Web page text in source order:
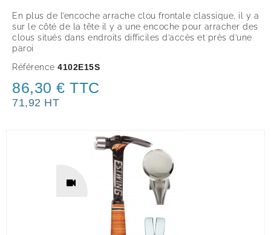
En plus de l’encoche arrache clou frontale classique, il y a
sur le côté de la tête il y a une encoche pour arracher des
clous situés dans endroits difficiles d’accès et près d’une
paroi
Référence 4102E15S
86,30 € TTC
71,92 HT